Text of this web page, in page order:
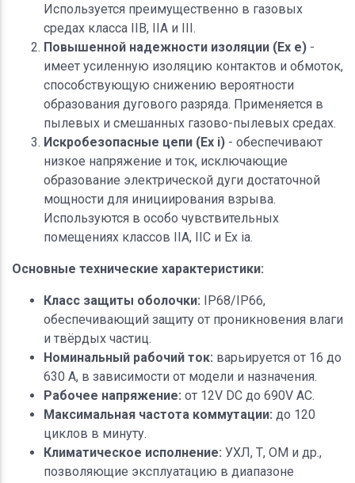
Используется преимущественно в газовых
средах класса IIB, IIA и III.
Повышенной надежности изоляции (Ex e) -
имеет усиленную изоляцию контактов и обмоток,
способствующую снижению вероятности
образования дугового разряда. Применяется в
пылевых и смешанных газово-пылевых средах.
Искробезопасные цепи (Ex i) - обеспечивают
низкое напряжение и ток, исключающие
образование электрической дуги достаточной
мощности для инициирования взрыва.
Используются в особо чувствительных
помещениях классов IIA, IIC и Ex ia.
Основные технические характеристики:
Класс защиты оболочки: IP68/IP66,
обеспечивающий защиту от проникновения влаги
и твёрдых частиц.
Номинальный рабочий ток: варьируется от 16 до
630 A, в зависимости от модели и назначения.
Рабочее напряжение: от 12V DC до 690V AC.
Максимальная частота коммутации: до 120
циклов в минуту.
Климатическое исполнение: УХЛ, Т, ОМ и др.,
позволяющие эксплуатацию в диапазоне